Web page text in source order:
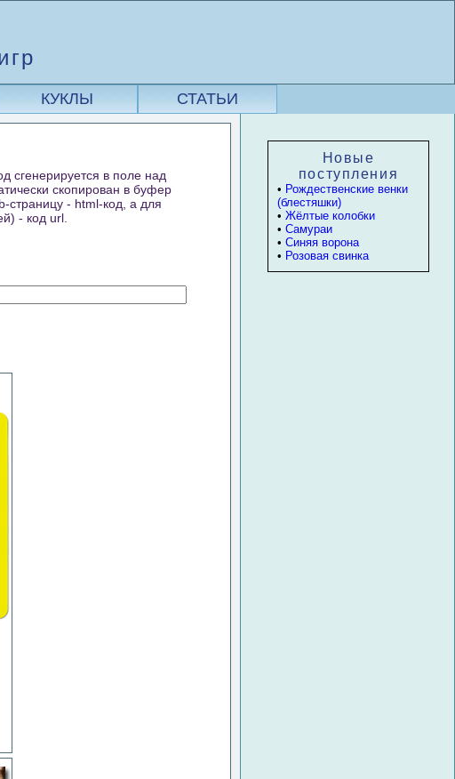
КУКЛЫ СТАТЬИ
сгенерируется в поле над
скопирован в буфер
страницу - html-код, а для
- код url.
Новые
поступления
• Рождественские венки
(блестяшки)
• Жёлтые колобки
• Самураи
• Синяя ворона
• Розовая свинка